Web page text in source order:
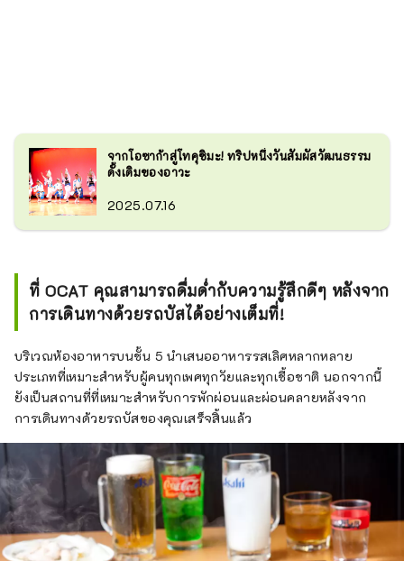
จากโอซาก้าสู่โทคุชิมะ! ทริปหนึ่งวันสัมผัสวัฒนธรรม
ดั้งเดิมของอาวะ
2025.07.16
ที่ OCAT คุณสามารถดื่มด่ำกับความรู้สึกดีๆ หลังจาก
การเดินทางด้วยรถบัสได้อย่างเต็มที่!
บริเวณห้องอาหารบนชั้น 5 นำเสนออาหารรสเลิศหลากหลาย
ประเภทที่เหมาะสำหรับผู้คนทุกเพศทุกวัยและทุกเชื้อชาติ นอกจากนี้
ยังเป็นสถานที่ที่เหมาะสำหรับการพักผ่อนและผ่อนคลายหลังจาก
การเดินทางด้วยรถบัสของคุณเสร็จสิ้นแล้ว